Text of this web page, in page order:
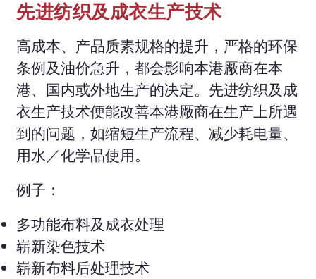
先进纺织及成衣生产技术
高成本、产品质素规格的提升，严格的环保
条例及油价急升，都会影响本港厰商在本
港、国内或外地生产的决定。先进纺织及成
衣生产技术便能改善本港厰商在生产上所遇
到的问题，如缩短生产流程、减少耗电量、
用水／化学品使用。
例子：
多功能布料及成衣处理
崭新染色技术
崭新布料后处理技术